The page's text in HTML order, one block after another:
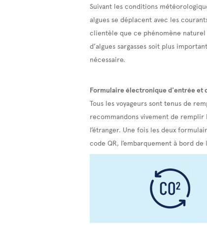
Suivant les conditions
algues se déplacent avec les
clientèle que ce phénomène naturel
d’algues sargasses soit plus
nécessaire.
Formulaire électronique d'entrée et
Tous les voyageurs sont tenus de
recommandons vivement de
l’étranger. Une fois les deux
code QR, l’embarquement à bord de